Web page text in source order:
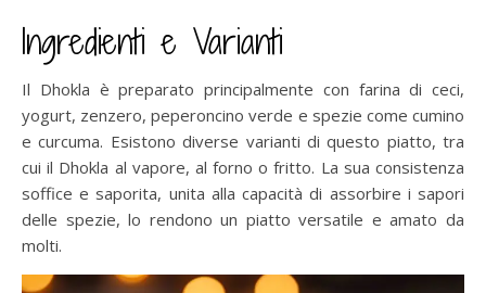
Ingredienti e Varianti
Il Dhokla è preparato principalmente con farina di ceci,
yogurt, zenzero, peperoncino verde e spezie come cumino
e curcuma. Esistono diverse varianti di questo piatto, tra
cui il Dhokla al vapore, al forno o fritto. La sua consistenza
soffice e saporita, unita alla capacità di assorbire i sapori
delle spezie, lo rendono un piatto versatile e amato da
molti.